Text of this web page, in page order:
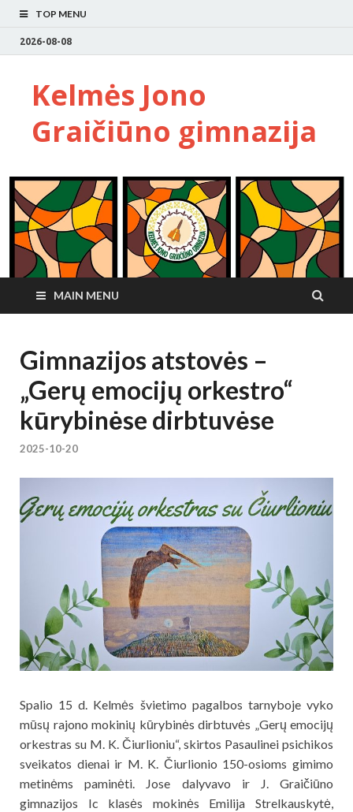
TOP MENU
2026-08-08
Kelmės Jono
Graičiūno gimnazija
MAIN MENU
Gimnazijos atstovės –
„Gerų emocijų orkestro“
kūrybinėse dirbtuvėse
2025-10-20
Spalio 15 d. Kelmės švietimo pagalbos tarnyboje vyko
mūsų rajono mokinių kūrybinės dirbtuvės „Gerų emocijų
orkestras su M. K. Čiurlioniu“, skirtos Pasaulinei psichikos
sveikatos dienai ir M. K. Čiurlionio 150-osioms gimimo
metinėms paminėti. Jose dalyvavo ir J. Graičiūno
gimnazijos Ic klasės mokinės Emilija Strelkauskytė,